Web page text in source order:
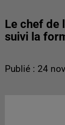
Le chef de
suivi la
Publié : 24